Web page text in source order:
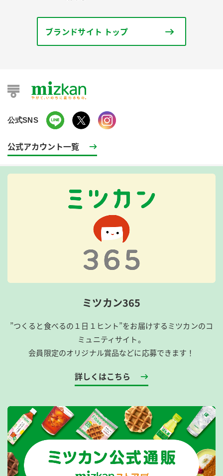
ブランドサイト トップ
公式SNS
公式アカウント一覧
ミツカン365
”つくると食べるの１日１ヒント”をお届けするミツカンのコ
ミュニティサイト。
会員限定のオリジナル賞品などに応募できます！
詳しくはこちら